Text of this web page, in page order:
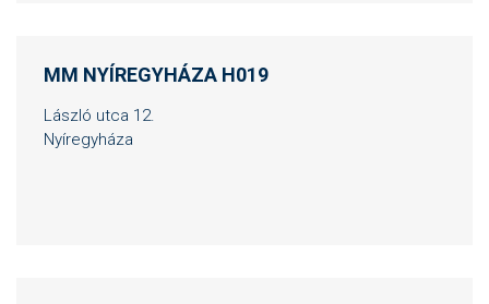
MM NYÍREGYHÁZA H019
László utca 12.
Nyíregyháza